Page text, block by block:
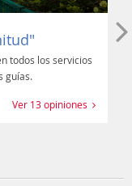
todos los servicios
guías.
Ver 13 opiniones